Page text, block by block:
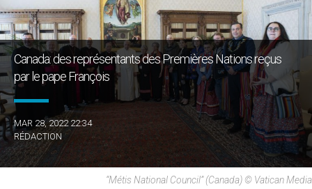
Canada: des représentants des Premières Nations reçus
par le pape François
MAR 28, 2022 22:34
RÉDACTION
“Métis National Council” (Canada) © Vatican Media